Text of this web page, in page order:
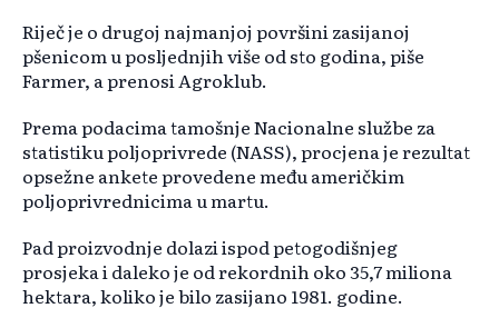
Riječ je o drugoj najmanjoj površini zasijanoj
pšenicom u posljednjih više od sto godina, piše
Farmer, a prenosi Agroklub.
Prema podacima tamošnje Nacionalne službe za
statistiku poljoprivrede (NASS), procjena je rezultat
opsežne ankete provedene među američkim
poljoprivrednicima u martu.
Pad proizvodnje dolazi ispod petogodišnjeg
prosjeka i daleko je od rekordnih oko 35,7 miliona
hektara, koliko je bilo zasijano 1981. godine.